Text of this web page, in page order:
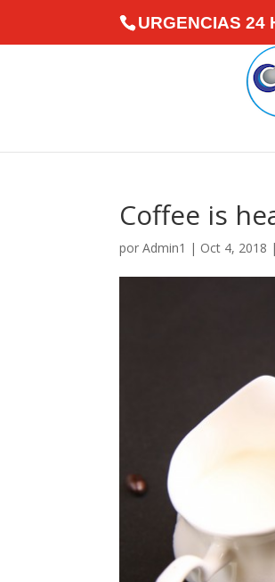
URGENCIAS 24
Coffee is
porAdmin1 | Oct 4, 2018